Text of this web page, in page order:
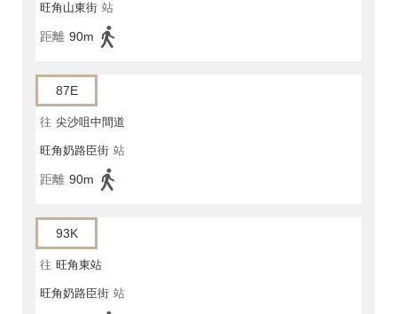
旺角山東街 站
距離 90m
87E
往 尖沙咀中間道
旺角奶路臣街 站
距離 90m
93K
往 旺角東站
旺角奶路臣街 站